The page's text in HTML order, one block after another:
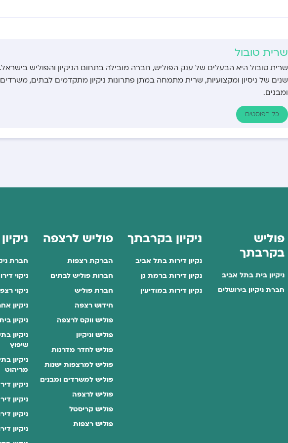
שרית טובול
שרית טובול היא הבעלים של ענק הפוליש, חברה מובילה בתחום הניקיון והפוליש
שנים של ניסיון ומקצועיות, שרית מתמחה במתן פתרונות ניקיון מתקדמים לבתים, משרדים
ומבנים.
כל הפוסטים
פוליש
בקרבתך
ניקיון בית בתל אביב
חברת ניקיון בירושלים
ניקיון בקרבתך
נקיון דירות בתל אביב
נקיון דירות ברמת גן
נקיון דירות במודיעין
פוליש לרצפה
הברקת רצפות
חברות פוליש לבתים
חברת פוליש
חידוש רצפה
פוליש ווקס לרצפה
פוליש וניקיון
פוליש לחדר מדרגות
פוליש למרצפות ישנות
פוליש למשרדים ומבנים
פוליש לרצפה
פוליש קריסטל
פוליש רצפות
חברת
ניקוי
ניקוי
ניקיון
ניקיון
ניקיון
שיפוץ
ניקיון
מריהוט
ניקיון
ניקיון
ניקיון
ניקיון